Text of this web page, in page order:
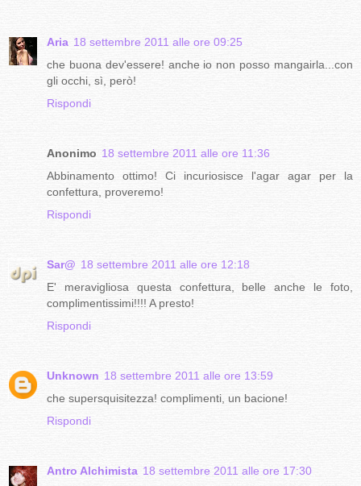
Aria 18 settembre 2011 alle ore 09:25
che buona dev'essere! anche io non posso mangairla...con
gli occhi, sì, però!
Rispondi
Anonimo 18 settembre 2011 alle ore 11:36
Abbinamento ottimo! Ci incuriosisce l'agar agar per la
confettura, proveremo!
Rispondi
Sar@ 18 settembre 2011 alle ore 12:18
E' meravigliosa questa confettura, belle anche le foto,
complimentissimi!!!! A presto!
Rispondi
Unknown 18 settembre 2011 alle ore 13:59
che supersquisitezza! complimenti, un bacione!
Rispondi
Antro Alchimista 18 settembre 2011 alle ore 17:30